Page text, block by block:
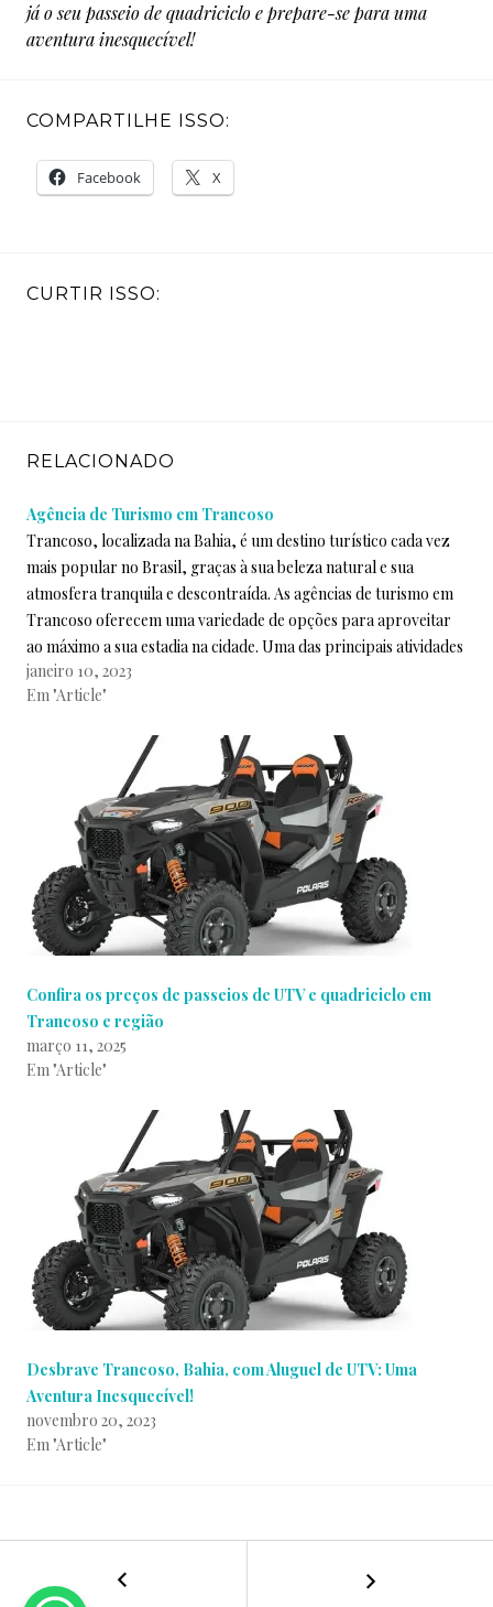
já o seu passeio de quadriciclo e prepare-se para uma
aventura inesquecível!
COMPARTILHE ISSO:
Facebook X
CURTIR ISSO:
RELACIONADO
Agência de Turismo em Trancoso
Trancoso, localizada na Bahia, é um destino turístico cada vez
mais popular no Brasil, graças à sua beleza natural e sua
atmosfera tranquila e descontraída. As agências de turismo em
Trancoso oferecem uma variedade de opções para aproveitar
ao máximo a sua estadia na cidade. Uma das principais atividades
oferecidas…
janeiro 10, 2023
Em "Article"
Confira os preços de passeios de UTV e quadriciclo em
Trancoso e região
março 11, 2025
Em "Article"
Desbrave Trancoso, Bahia, com Aluguel de UTV: Uma
Aventura Inesquecível!
novembro 20, 2023
Em "Article"
NAVEGAÇÃO
a